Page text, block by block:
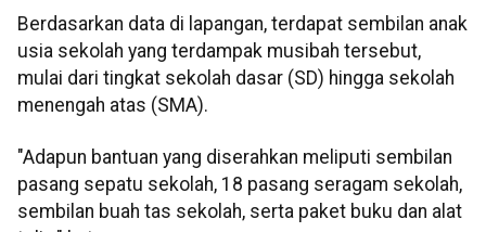
Berdasarkan data di lapangan, terdapat sembilan anak
usia sekolah yang terdampak musibah tersebut,
mulai dari tingkat sekolah dasar (SD) hingga sekolah
menengah atas (SMA).
"Adapun bantuan yang diserahkan meliputi sembilan
pasang sepatu sekolah, 18 pasang seragam sekolah,
sembilan buah tas sekolah, serta paket buku dan alat